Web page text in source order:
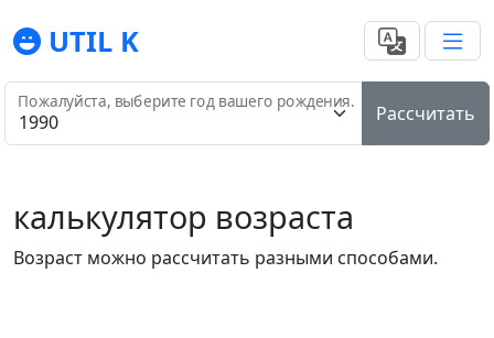
UTIL K
Пожалуйста, выберите год вашего рождения.
Рассчитать
калькулятор возраста
Возраст можно рассчитать разными способами.